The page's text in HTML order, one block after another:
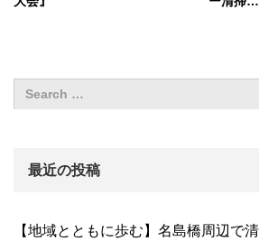
最近の投稿
【地域とともに歩む】名島橋周辺で